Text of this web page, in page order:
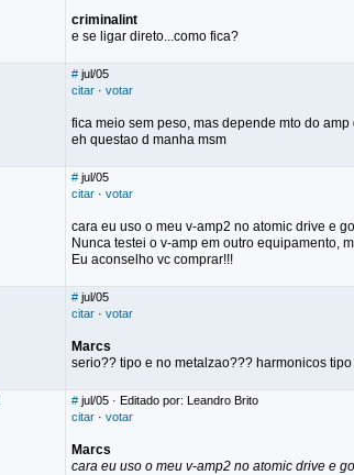
criminalint
e se ligar direto...como fica?
# jul/05
citar · votar
fica meio sem peso, mas depende mto do
eh questao d manha msm
# jul/05
citar · votar
cara eu uso o meu v-amp2 no atomic drive e
Nunca testei o v-amp em outro equipamento,
Eu aconselho vc comprar!!!
# jul/05
citar · votar
Marcs
serio?? tipo e no metalzao??? harmonicos
# jul/05 · Editado por: Leandro Brito
citar · votar
Marcs
cara eu uso o meu v-amp2 no atomic drive e